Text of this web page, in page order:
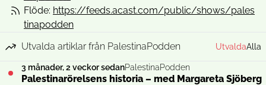
Flöde: https://feeds.acast.com/public/shows/pales
tinapodden
Utvalda artiklar från PalestinaPodden
UtvaldaAlla
3 månader, 2 veckor sedanPalestinaPodden
Palestinarörelsens historia – med Margareta Sjöberg